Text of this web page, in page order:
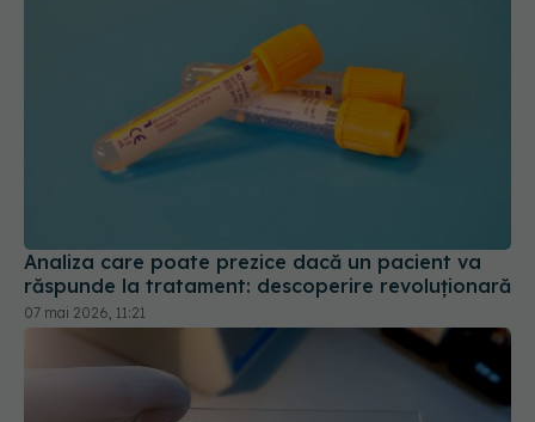
07 mai 2026, 11:21